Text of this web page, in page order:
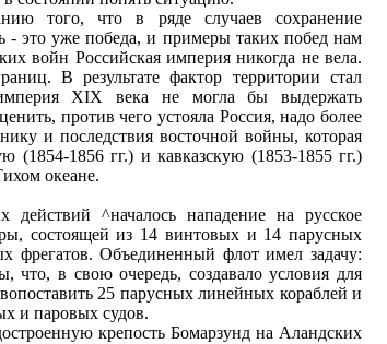
того, что в ряде случаев сохранение
- это уже победа, и примеры таких побед нам
войн Российская империя никогда не вела.
В результате фактор территории стал
ХIХ века не могла бы выдержать
против чего устояла Россия, надо более
и последствия восточной войны, которая
(1854-1856 гг.) и кавказскую (1853-1855 гг.)
океане.
^началось нападение на русское
состоящей из 14 винтовых и 14 парусных
фрегатов. Объединенный флот имел задачу:
что, в свою очередь, создавало условия для
25 парусных линейных кораблей и
и паровых судов.
крепость Бомарзунд на Аландских